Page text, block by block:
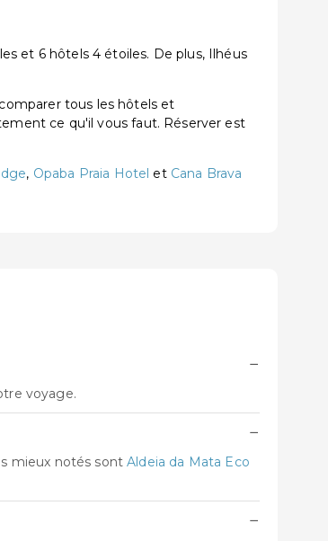
et 6 hôtels 4 étoiles. De plus, Ilhéus
tous les hôtels et
ce qu'il vous faut. Réserver est
, Opaba Praia Hotel et Cana Brava
−
voyage.
−
mieux notés sontAldeia da Mata Eco
−